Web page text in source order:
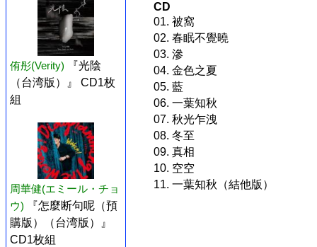
侑彤(Verity)
『光陰
（台湾版）』 CD1枚
組
周華健(エミール・チョ
ウ)
『怎麼断句呢（預
購版）（台湾版）』
CD1枚組
CD
01. 被窩
02. 春眠不覺曉
03. 滲
04. 金色之夏
05. 藍
06. 一葉知秋
07. 秋光乍洩
08. 冬至
09. 真相
10. 空空
11. 一葉知秋（結他版）